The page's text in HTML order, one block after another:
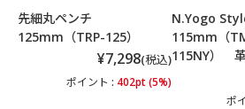
先細丸ペンチ
125mm（TRP-125）
¥7,298(税込)
ポイント : 402pt (5%)
N.Yogo
115mm（
115NY）
ポ